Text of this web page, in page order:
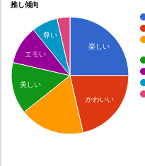
推し傾向
楽しい
かわいい
尊い
エモい
美しい